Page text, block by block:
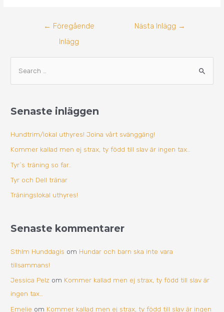
← Föregående
Inlägg
Nästa Inlägg →
ö
e
e
r
:
Senaste inläggen
Hundtrim/lokal uthyres! Joina vårt svänggäng!
Kommer kallad men ej strax, ty född till slav är ingen tax…
Tyr`s träning so far..
Tyr och Dell tränar
Träningslokal uthyres!
Senaste kommentarer
Sthlm Hunddagis om Hundar och barn ska inte vara
tillsammans!
Jessica Pelz om Kommer kallad men ej strax, ty född till slav är
ingen tax…
Emelie om Kommer kallad men ej strax, ty född till slav är ingen
v